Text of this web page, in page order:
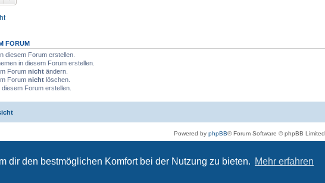
dir den bestmöglichen Komfort bei der Nutzung zu bieten. Mehr erfahren
FORUM
diesem Forum erstellen.
in diesem Forum erstellen.
Forum nicht ändern.
Forum nicht löschen.
Forum erstellen.
Powered by phpBB® Forum Software © phpBB Limited